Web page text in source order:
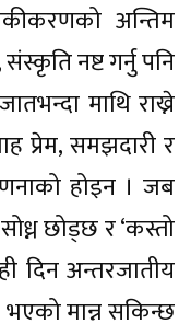
अन्तिम
नष्ट गर्नु पनि
माथि राख्ने
प्रेम, समझदारी र
होइन । जब
छोड्छ र ‘कस्तो
दिन अन्तरजातीय
मान्न सकिन्छ